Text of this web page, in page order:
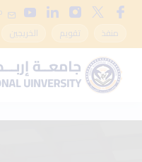
منفذ
تقويم الخريجين